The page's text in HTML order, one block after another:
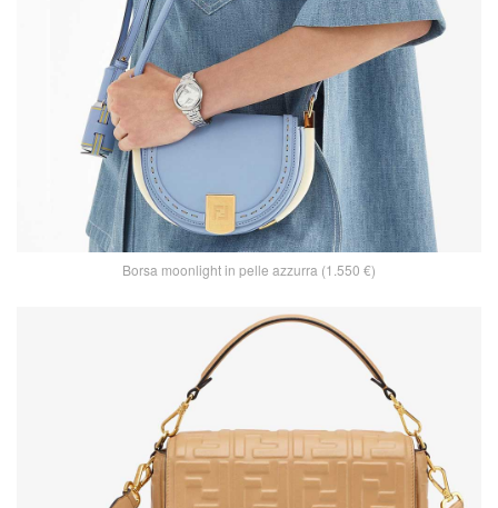
Borsa moonlight in pelle azzurra (1.550 €)